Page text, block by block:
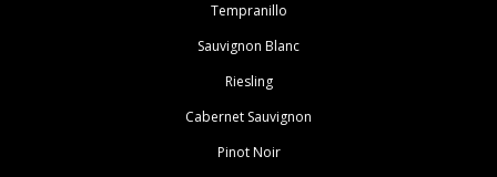
Tempranillo
Sauvignon Blanc
Riesling
Cabernet Sauvignon
Pinot Noir